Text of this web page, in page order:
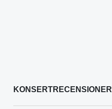
KONSERTRECENSIONER